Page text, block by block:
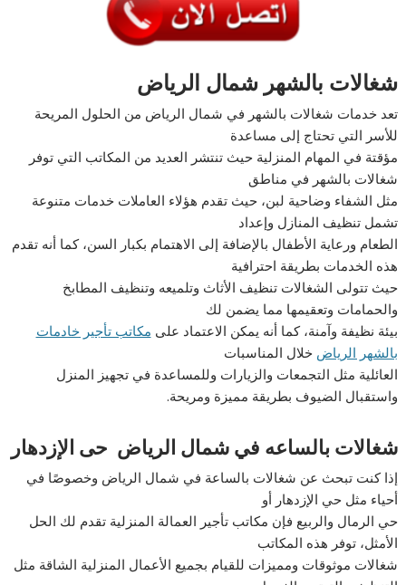
شغالات بالشهر شمال الرياض
تعد خدمات شغالات بالشهر في شمال الرياض من الحلول المريحة
للأسر التي تحتاج إلى مساعدة
مؤقتة في المهام المنزلية حيث تنتشر العديد من المكاتب التي توفر
شغالات بالشهر في مناطق
مثل الشفاء وضاحية لبن، حيث تقدم هؤلاء العاملات خدمات متنوعة
تشمل تنظيف المنازل وإعداد
الطعام ورعاية الأطفال بالإضافة إلى الاهتمام بكبار السن، كما أنه تقدم
هذه الخدمات بطريقة احترافية
حيث تتولى الشغالات تنظيف الأثاث وتلميعه وتنظيف المطابخ
والحمامات وتعقيمها مما يضمن لك
بيئة نظيفة وآمنة، كما أنه يمكن الاعتماد على مكاتب تأجير خادمات
بالشهر الرياض خلال المناسبات
العائلية مثل التجمعات والزيارات وللمساعدة في تجهيز المنزل
واستقبال الضيوف بطريقة مميزة ومريحة.
شغالات بالساعه في شمال الرياض حى الإزدهار
إذا كنت تبحث عن شغالات بالساعة في شمال الرياض وخصوصًا في
أحياء مثل حي الإزدهار أو
حي الرمال والربيع فإن مكاتب تأجير العمالة المنزلية تقدم لك الحل
الأمثل، توفر هذه المكاتب
شغالات موثوقات ومميزات للقيام بجميع الأعمال المنزلية الشاقة مثل